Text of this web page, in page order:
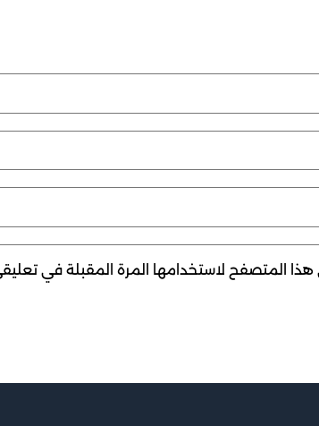
هذا المتصفح لاستخدامها المرة المقبلة في